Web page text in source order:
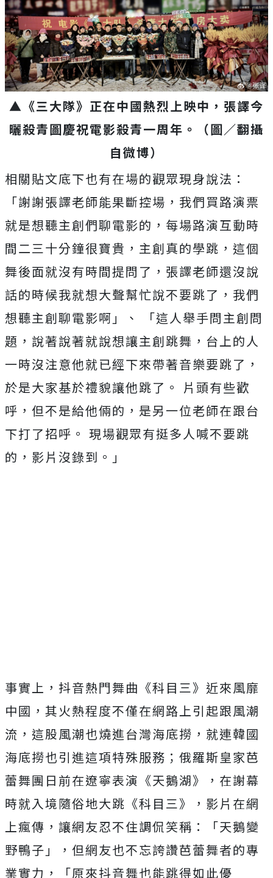
▲《三大隊》正在中國熱烈上映中，張譯今
曬殺青圖慶祝電影殺青一周年。（圖／翻攝
自微博）
相關貼文底下也有在場的觀眾現身說法：
「謝謝張譯老師能果斷控場，我們買路演票
就是想聽主創們聊電影的，每場路演互動時
間二三十分鐘很寶貴，主創真的學跳，這個
舞後面就沒有時間提問了，張譯老師還沒說
話的時候我就想大聲幫忙說不要跳了，我們
想聽主創聊電影啊」、 「這人舉手問主創問
題，說著說著就說想讓主創跳舞，台上的人
一時沒注意他就已經下來帶著音樂要跳了，
於是大家基於禮貌讓他跳了。 片頭有些歡
呼，但不是給他倆的，是另一位老師在跟台
下打了招呼。 現場觀眾有挺多人喊不要跳
的，影片沒錄到。」
事實上，抖音熱門舞曲《科目三》近來風靡
中國，其火熱程度不僅在網路上引起跟風潮
流，這股風潮也燒進台灣海底撈，就連韓國
海底撈也引進這項特殊服務；俄羅斯皇家芭
蕾舞團日前在遼寧表演《天鵝湖》，在謝幕
時就入境隨俗地大跳《科目三》，影片在網
上瘋傳，讓網友忍不住調侃笑稱：「天鵝變
野鴨子」，但網友也不忘誇讚芭蕾舞者的專
業實力，「原來抖音舞也能跳得如此優